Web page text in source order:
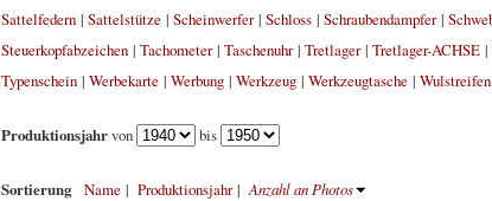
Sattelfedern| Sattelstütze| Scheinwerfer| Schloss| Schraubendampfer|
Steuerkopfabzeichen| Tachometer| Taschenuhr| Tretlager| Tretlager-ACHSE|
Typenschein| Werbekarte| Werbung| Werkzeug| Werkzeugtasche| Wulstreifen
Produktionsjahrvon bis
Sortierung Name| Produktionsjahr|Anzahl an Photos